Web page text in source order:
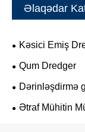
Əlaqədar
Kəsici Emiş
Qum Dredger
Dərinləşdirmə
Ətraf Mühitin